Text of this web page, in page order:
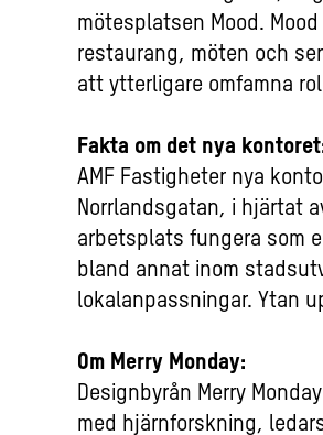
mötesplatsen Mood.
restaurang, möten och
att ytterligare omfamna
Fakta om det nya
AMF Fastigheter nya
Norrlandsgatan, i hjärtat
arbetsplats fungera som
bland annat inom
lokalanpassningar. Ytan
Om Merry Monday:
Designbyrån Merry
med hjärnforskning,